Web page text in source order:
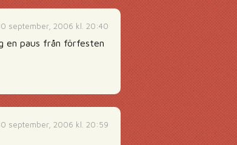
september, 2006 kl. 20:40
en paus från förfesten
september, 2006 kl. 20:59